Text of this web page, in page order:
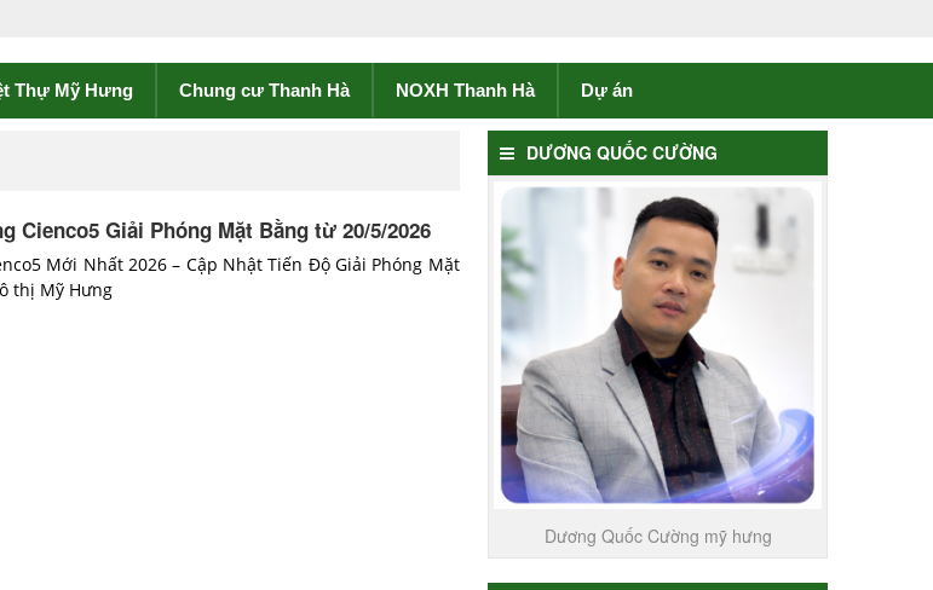
Thự Mỹ Hưng Chung cư Thanh Hà NOXH Thanh Hà Dự án
Cienco5 Giải Phóng Mặt Bằng từ 20/5/2026
Mới Nhất 2026 – Cập Nhật Tiến Độ Giải Phóng Mặt
thị Mỹ Hưng
DƯƠNG QUỐC CƯỜNG
Dương Quốc Cường mỹ hưng